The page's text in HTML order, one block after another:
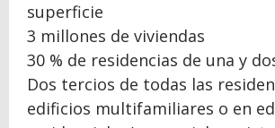
superficie
3 millones de viviendas
30 % de residencias de una y
Dos tercios de todas las
edificios multifamiliares o en